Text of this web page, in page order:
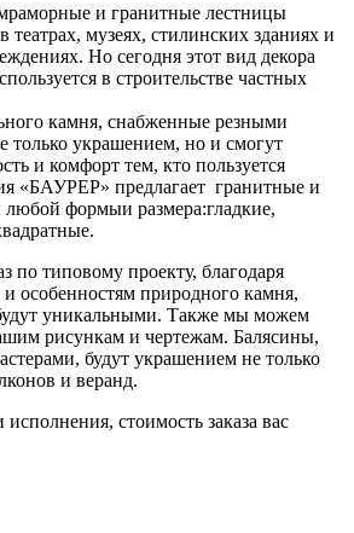
и гранитные лестницы
музеях, стилинских зданиях и
Но сегодня этот вид декора
в строительстве частных
камня, снабженные резными
только украшением, но и смогут
и комфорт тем, кто пользуется
«БАУРЕР» предлагает гранитные и
формыи размера:гладкие,
по типовому проекту, благодаря
особенностям природного камня,
уникальными. Также мы можем
рисункам и чертежам. Балясины,
будут украшением не только
и веранд.
исполнения, стоимость заказа вас